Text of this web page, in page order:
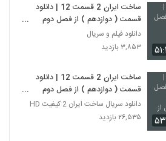
ساخت ایران 2 قسمت 12 | دانلود
قسمت ( دوازدهم ) از فصل دوم
سریال ساخت ایران (
دانلود فیلم و سریال
۳,۸۵۳ بازدید
ساخت ایران 2 قسمت 12 | دانلود
قسمت ( دوازدهم ) از فصل دوم
سریال ساخت ایران ( "غیر رایگان
نسخه کامل از نماشا" )
دانلود سریال ساخت ایران 2 کیفیت HD
۲۶,۵۳۵ بازدید